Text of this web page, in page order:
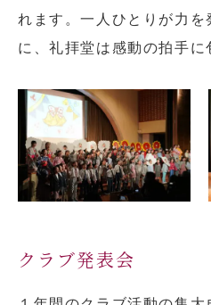
れます。一人ひとりが力
に、礼拝堂は感動の拍手に
クラブ発表会